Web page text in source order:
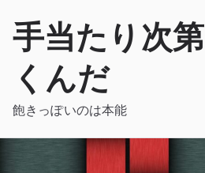
手当たり次
くんだ
飽きっぽいのは本能